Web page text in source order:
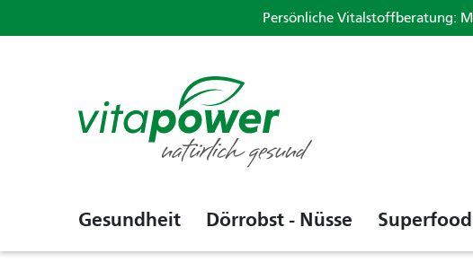
Persönliche Vitalstoffberatung:
Gesundheit Dörrobst - Nüsse